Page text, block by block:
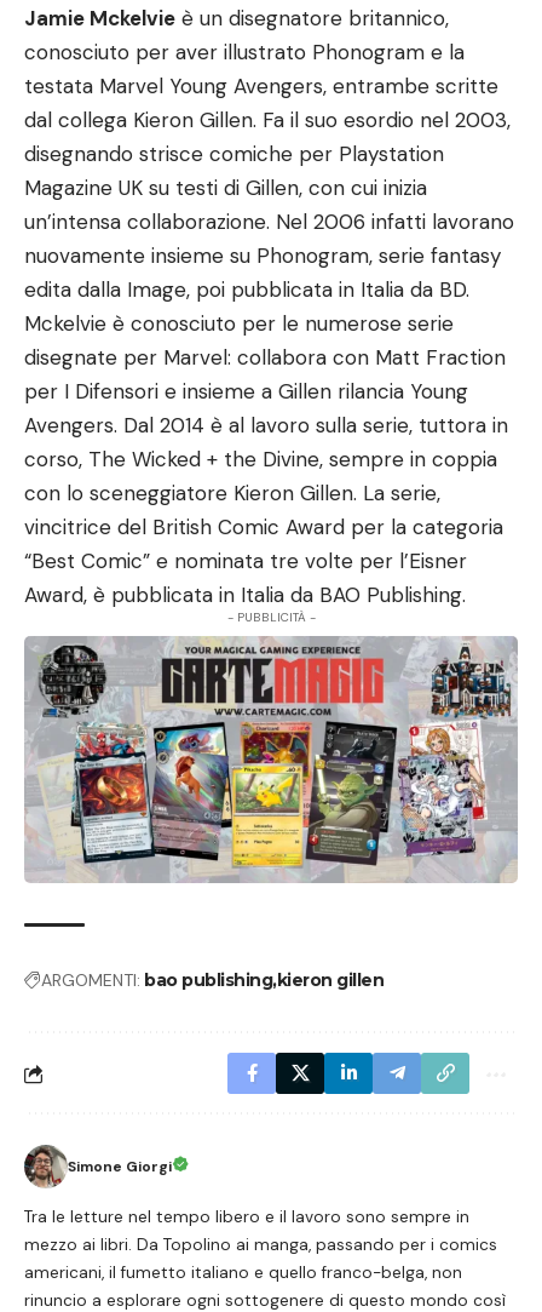
Jamie Mckelvie è un disegnatore britannico,
conosciuto per aver illustrato Phonogram e la
testata Marvel Young Avengers, entrambe scritte
dal collega Kieron Gillen. Fa il suo esordio nel 2003,
disegnando strisce comiche per Playstation
Magazine UK su testi di Gillen, con cui inizia
un’intensa collaborazione. Nel 2006 infatti lavorano
nuovamente insieme su Phonogram, serie fantasy
edita dalla Image, poi pubblicata in Italia da BD.
Mckelvie è conosciuto per le numerose serie
disegnate per Marvel: collabora con Matt Fraction
per I Difensori e insieme a Gillen rilancia Young
Avengers. Dal 2014 è al lavoro sulla serie, tuttora in
corso, The Wicked + the Divine, sempre in coppia
con lo sceneggiatore Kieron Gillen. La serie,
vincitrice del British Comic Award per la categoria
“Best Comic” e nominata tre volte per l’Eisner
Award, è pubblicata in Italia da BAO Publishing.
- PUBBLICITÀ -
ARGOMENTI: bao publishingkieron gillen
Simone Giorgi
Tra le letture nel tempo libero e il lavoro sono sempre in
mezzo ai libri. Da Topolino ai manga, passando per i comics
americani, il fumetto italiano e quello franco-belga, non
rinuncio a esplorare ogni sottogenere di questo mondo così